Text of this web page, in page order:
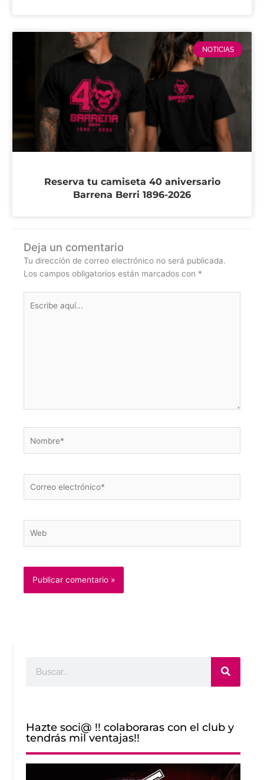
NOTICIAS
Reserva tu camiseta 40 aniversario
Barrena Berri 1896-2026
Deja un comentario
Tu dirección de correo electrónico no será publicada.
Los campos obligatorios están marcados con *
aquí...
electrónico*
Hazte soci@ !! colaboraras con el club y
tendrás mil ventajas!!